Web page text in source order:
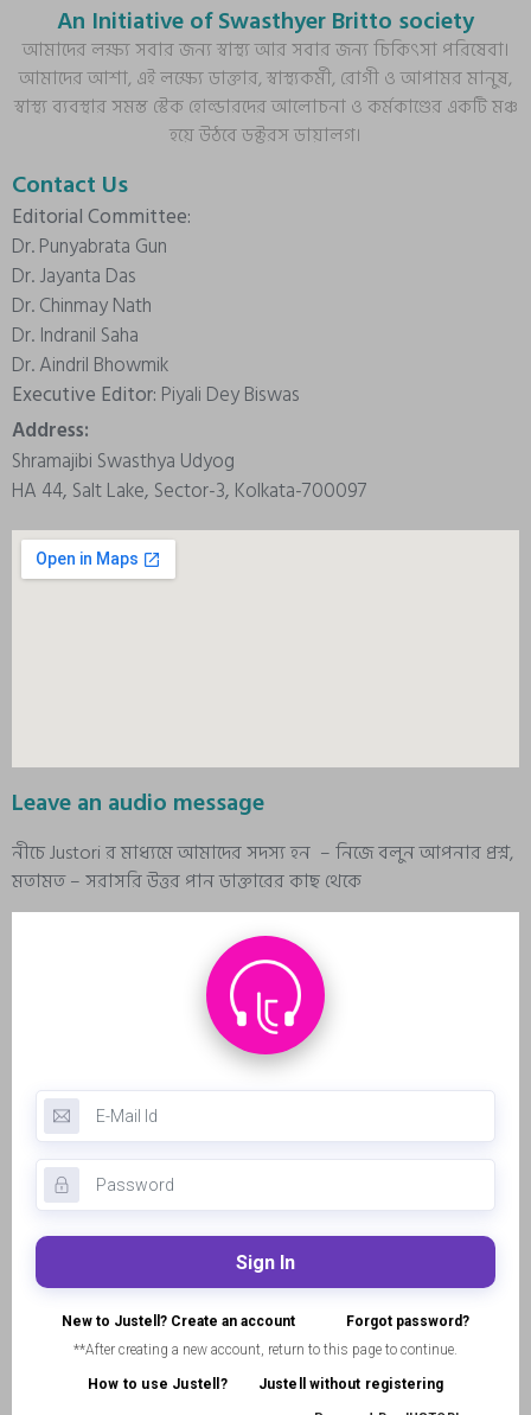
An Initiative of Swasthyer Britto society
আমাদের লক্ষ্য সবার জন্য স্বাস্থ্য আর সবার জন্য চিকিৎসা পরিষেবা।
আমাদের আশা, এই লক্ষ্যে ডাক্তার, স্বাস্থ্যকর্মী, রোগী ও আপামর মানুষ,
স্বাস্থ্য ব্যবস্থার সমস্ত স্টেক হোল্ডারদের আলোচনা ও কর্মকাণ্ডের একটি মঞ্চ
হয়ে উঠবে ডক্টরস ডায়ালগ।
Contact Us
Editorial Committee:
Dr. Punyabrata Gun
Dr. Jayanta Das
Dr. Chinmay Nath
Dr. Indranil Saha
Dr. Aindril Bhowmik
Executive Editor: Piyali Dey Biswas
Address:
Shramajibi Swasthya Udyog
HA 44, Salt Lake, Sector-3, Kolkata-700097
Leave an audio message
নীচে Justori র মাধ্যমে আমাদের সদস্য হন – নিজে বলুন আপনার প্রশ্ন,
মতামত – সরাসরি উত্তর পান ডাক্তারের কাছ থেকে